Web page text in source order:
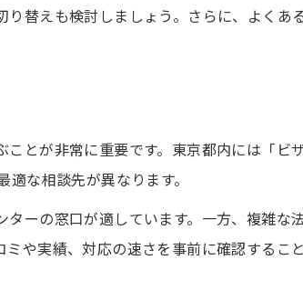
替えも検討しましょう。さらに、よくあ
とが非常に重要です。東京都内には「ビ
な相談先が異なります。
ーの窓口が適しています。一方、複雑な
や実績、対応の速さを事前に確認するこ